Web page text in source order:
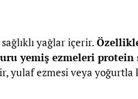
yağlar içerir.
yemiş ezmeleri protein
yulaf ezmesi veya yoğurtla